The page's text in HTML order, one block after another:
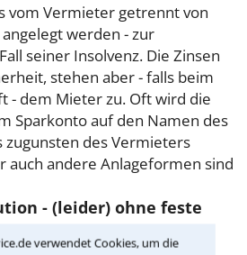
verwendet Cookies, um die
vom Vermieter getrennt von
werden - zur
seiner Insolvenz. Die Zinsen
stehen aber - falls beim
- dem Mieter zu. Oft wird die
Sparkonto auf den Namen des
zugunsten des Vermieters
auch andere Anlageformen sind
- (leider) ohne feste